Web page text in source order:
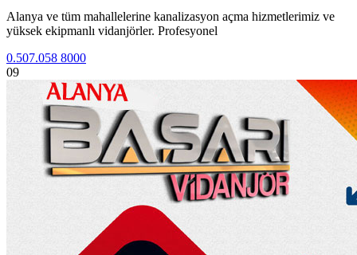
Alanya ve tüm mahallelerine kanalizasyon açma hizmetlerimiz ve
yüksek ekipmanlı vidanjörler. Profesyonel
0.507.058 8000
09